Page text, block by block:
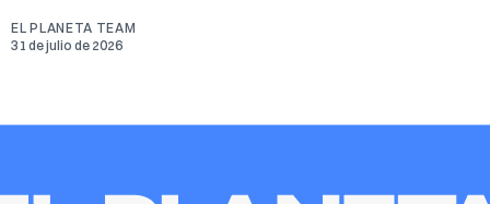
EL PLANETA TEAM
31 de julio de 2026